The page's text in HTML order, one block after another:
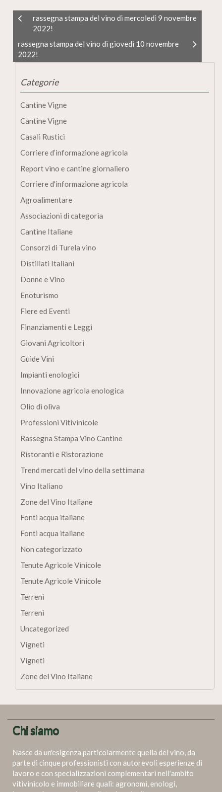
rassegna stampa del vino di mercoledì 9 novembre
2022!
rassegna stampa del vino di giovedì 10 novembre
2022!
Categorie
Cantine Vigne
Cantine Vigne
Casali Rustici
Corriere d’informazione agricola
Report vino e cantine giornaliero
Corriere d'informazione agricola
Agroalimentare
Associazioni di categoria
Cantine Italiane
Consorzi di Turela vino
Distillati Italiani
Donne e Vino
Enoturismo
Fiere ed Eventi
Finanziamenti e Leggi
Giovani Agricoltori
Guide Vini
Impianti enologici
Innovazione agricola enologica
Olio di oliva
Professioni Vitivinicole
Rassegna Stampa Vino Cantine
Ristoranti e Ristorazione
Trend mercati del vino della settimana
Vino Italiano
Zone del Vino Italiane
Fonti acqua italiane
Fonti acqua italiane
Non categorizzato
Tenute Agricole Vinicole
Tenute Agricole Vinicole
Terreni
Terreni
Uncategorized
Vigneti
Vigneti
Zone del Vino Italiane
Chi siamo
Nasce da un'esigenza particolarmente quella del vino, da
parte di cinque professionisti con autorevoli esperienze di
lavoro e con specializzazioni complementari nell'ambito
vitivinicolo e immobiliare quali: agronomi, enologi,